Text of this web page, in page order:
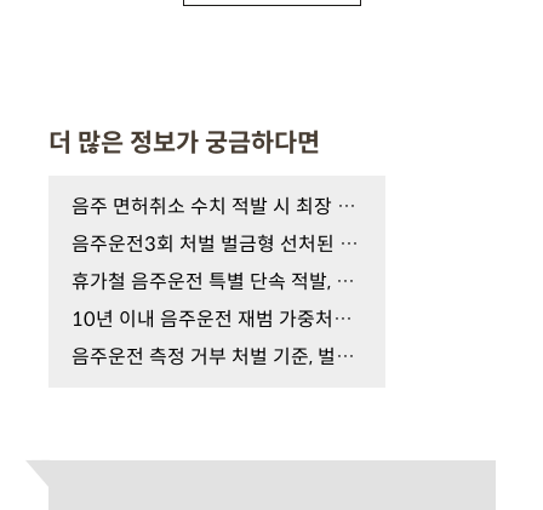
더 많은 정보가 궁금하다면
음주 면허취소 수치 적발 시 최장 5년 결격기간 피하…
음주운전3회 처벌 벌금형 선처된 이들, 실형과 '이것'…
휴가철 음주운전 특별 단속 적발, 숙취운전도? 지금 …
10년 이내 음주운전 재범 가중처벌의 공포, 구속 수사…
음주운전 측정 거부 처벌 기준, 벌금 가능할까? 실형 …